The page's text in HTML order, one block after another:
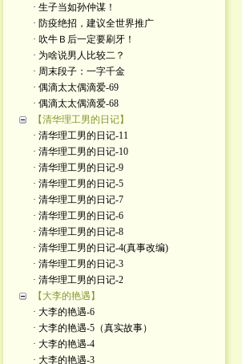
· 生子当如孙仲谋！
· 防疫绝招，建议全世界推广
· 吹牛Ｂ后一定要刷牙！
· 为啥说男人比较二？
· 周末段子：一字千金
· 偶滴太太偶滴爱-69
· 偶滴太太偶滴爱-68
【清华理工男的日记】
· 清华理工男的日记-11
· 清华理工男的日记-10
· 清华理工男的日记-9
· 清华理工男的日记-5
· 清华理工男的日记-7
· 清华理工男的日记-6
· 清华理工男的日记-8
· 清华理工男的日记-4(真事改编)
· 清华理工男的日记-3
· 清华理工男的日记-2
【大李的艳遇】
· 大李的艳遇-6
· 大李的艳遇-5（真实故事）
· 大李的艳遇-4
· 大李的艳遇-3